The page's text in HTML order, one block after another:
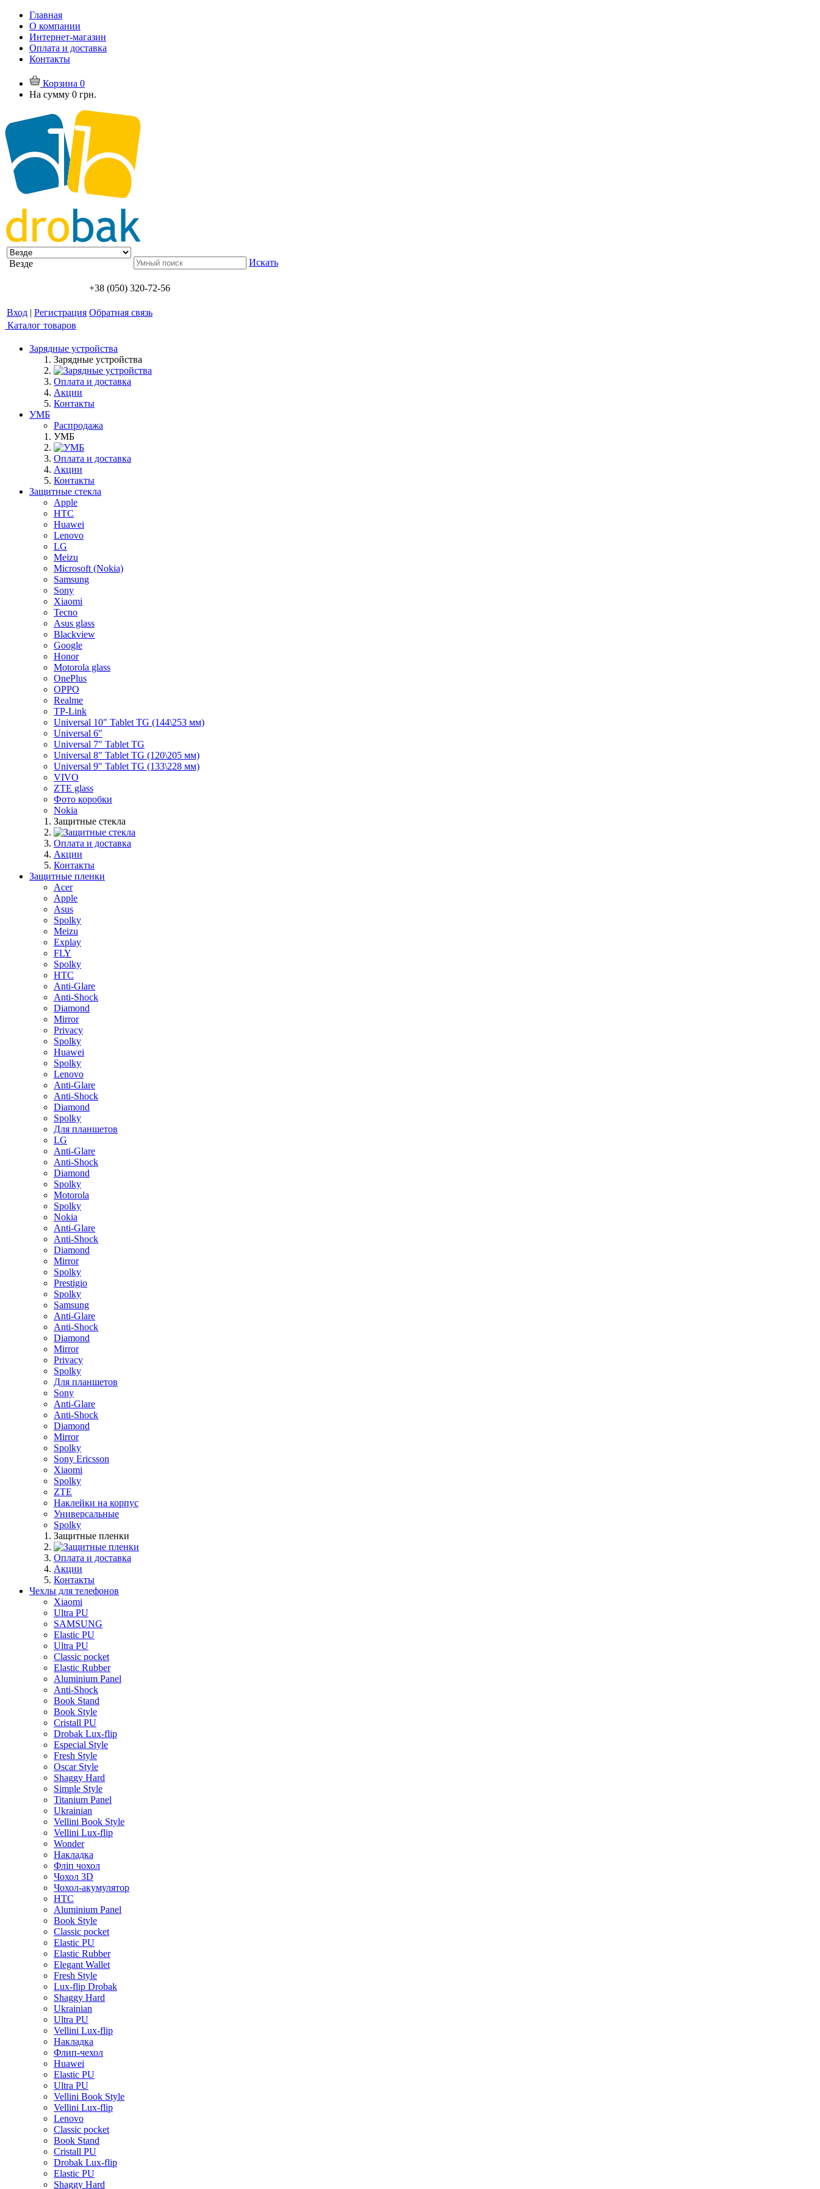
Главная
О компании
Интернет-магазин
Оплата и доставка
Контакты
Корзина 0
На сумму 0 грн.
Везде Искать
+38 (050) 320-72-56
Вход | Регистрация Обратная связь
Каталог товаров
Зарядные устройства
Зарядные устройства
Оплата и доставка
Акции
Контакты
УМБ
Распродажа
УМБ
Оплата и доставка
Акции
Контакты
Защитные стекла
Apple
HTC
Huawei
Lenovo
LG
Meizu
Microsoft (Nokia)
Samsung
Sony
Xiaomi
Tecno
Asus glass
Blackview
Google
Honor
Motorola glass
OnePlus
OPPO
Realme
TP-Link
Universal 10" Tablet TG (144\253 мм)
Universal 6"
Universal 7" Tablet TG
Universal 8" Tablet TG (120\205 мм)
Universal 9" Tablet TG (133\228 мм)
VIVO
ZTE glass
Фото коробки
Nokia
Защитные стекла
Оплата и доставка
Акции
Контакты
Защитные пленки
Acer
Apple
Asus
Spolky
Meizu
Explay
FLY
Spolky
HTC
Anti-Glare
Anti-Shock
Diamond
Mirror
Privacy
Spolky
Huawei
Spolky
Lenovo
Anti-Glare
Anti-Shock
Diamond
Spolky
Для планшетов
LG
Anti-Glare
Anti-Shock
Diamond
Spolky
Motorola
Spolky
Nokia
Anti-Glare
Anti-Shock
Diamond
Mirror
Spolky
Prestigio
Spolky
Samsung
Anti-Glare
Anti-Shock
Diamond
Mirror
Privacy
Spolky
Для планшетов
Sony
Anti-Glare
Anti-Shock
Diamond
Mirror
Spolky
Sony Ericsson
Xiaomi
Spolky
ZTE
Наклейки на корпус
Универсальные
Spolky
Защитные пленки
Оплата и доставка
Акции
Контакты
Чехлы для телефонов
Xiaomi
Ultra PU
SAMSUNG
Elastic PU
Ultra PU
Classic pocket
Elastic Rubber
Aluminium Panel
Anti-Shock
Book Stand
Book Style
Cristall PU
Drobak Lux-flip
Especial Style
Fresh Style
Oscar Style
Shaggy Hard
Simple Style
Titanium Panel
Ukrainian
Vellini Book Style
Vellini Lux-flip
Wonder
Накладка
Фліп чохол
Чохол 3D
Чохол-акумулятор
HTC
Aluminium Panel
Book Style
Classic pocket
Elastic PU
Elastic Rubber
Elegant Wallet
Fresh Style
Lux-flip Drobak
Shaggy Hard
Ukrainian
Ultra PU
Vellini Lux-flip
Накладка
Флип-чехол
Huawei
Elastic PU
Ultra PU
Vellini Book Style
Vellini Lux-flip
Lenovo
Classic pocket
Book Stand
Cristall PU
Drobak Lux-flip
Elastic PU
Shaggy Hard